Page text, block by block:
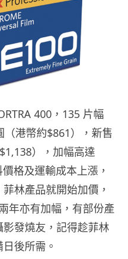
400，135 片幅
港幣約$861），新售
），加幅高達
格及運輸成本上漲，
林產品就開始加價，
年亦有加幅，有部份產
發燒友，記得趁菲林
後所需。